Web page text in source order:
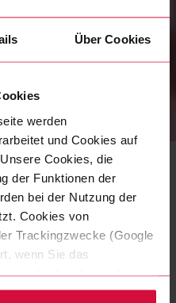
Über Cookies
werden
und Cookies auf
Cookies, die
der Funktionen der
bei der Nutzung der
Cookies von
Trackingzwecke (Google
wenn Sie das
und auf „zulassen“
der Möglichkeit, die
ist stolz
Place To
unserer Mitarbeiter
"Great Place To Work"